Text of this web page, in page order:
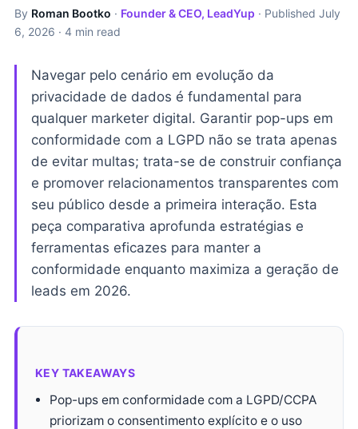
By Roman Bootko · Founder & CEO, LeadYup · Published July
6, 2026 · 4 min read
Navegar pelo cenário em evolução da
privacidade de dados é fundamental para
qualquer marketer digital. Garantir pop-ups em
conformidade com a LGPD não se trata apenas
de evitar multas; trata-se de construir confiança
e promover relacionamentos transparentes com
seu público desde a primeira interação. Esta
peça comparativa aprofunda estratégias e
ferramentas eficazes para manter a
conformidade enquanto maximiza a geração de
leads em 2026.
KEY TAKEAWAYS
Pop-ups em conformidade com a LGPD/CCPA
priorizam o consentimento explícito e o uso